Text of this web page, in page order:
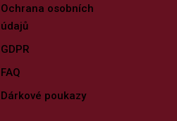
Ochrana osobních
údajů
GDPR
FAQ
Dárkové poukazy